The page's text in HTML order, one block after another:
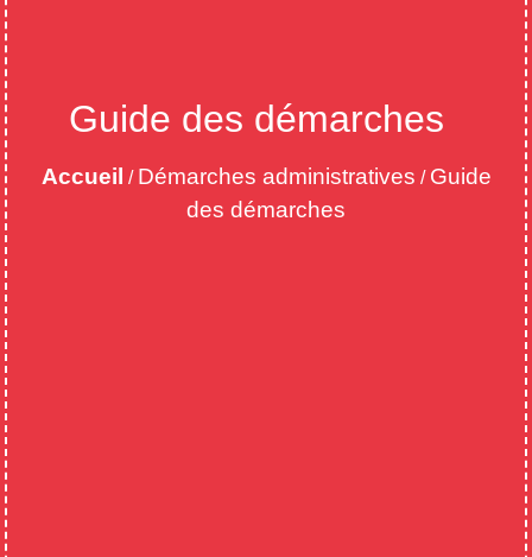
Guide des démarches
Accueil / Démarches administratives / Guide
des démarches